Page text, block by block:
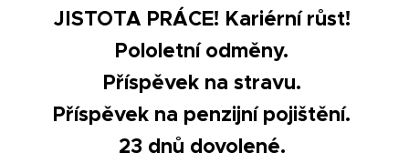
JISTOTA PRÁCE! Kariérní růst!
Pololetní odměny.
Příspěvek na stravu.
Příspěvek na penzijní pojištění.
23 dnů dovolené.